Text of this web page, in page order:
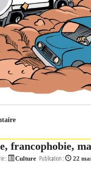
francophobie,
: Culture Publication : 22